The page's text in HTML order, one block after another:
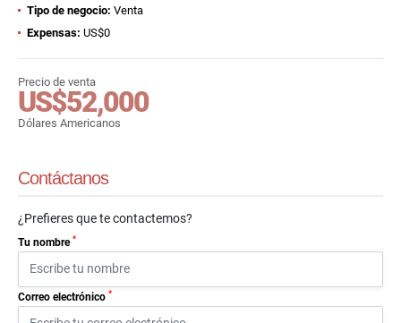
Tipo de negocio: Venta
Expensas: US$0
Precio de venta
US$52,000
Dólares Americanos
Contáctanos
¿Prefieres que te contactemos?
Tu nombre *
Correo electrónico *